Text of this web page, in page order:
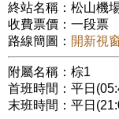
終站名稱：松山機
收費票價：一段票
路線簡圖： 開新視
附屬名稱：棕1
首班時間：平日
末班時間：平日